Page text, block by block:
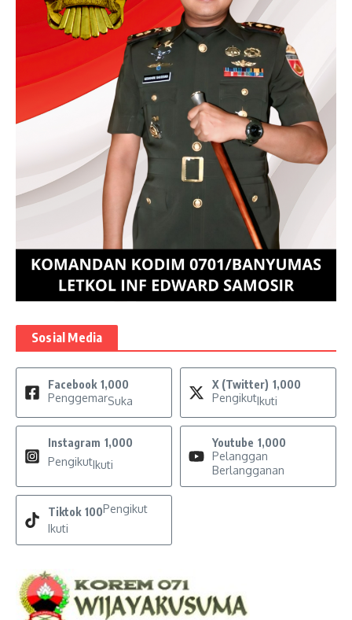
Sosial Media
Facebook 1,000
PenggemarSuka
X (Twitter) 1,000
PengikutIkuti
Instagram 1,000
PengikutIkuti
Youtube 1,000
Pelanggan
Berlangganan
Tiktok 100Pengikut
Ikuti